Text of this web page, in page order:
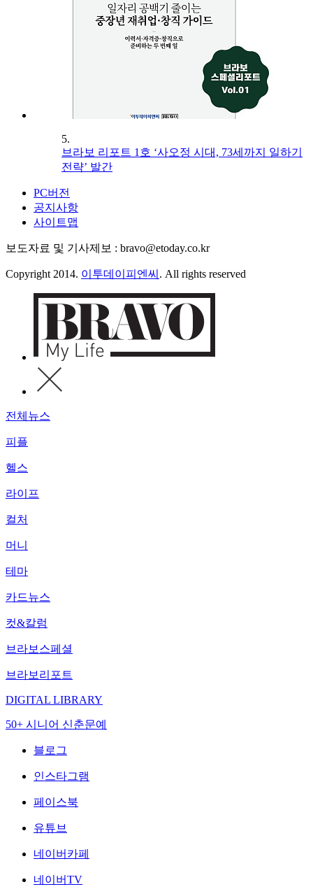
5.
브라보 리포트 1호 ‘사오정 시대, 73세까지 일하기
전략’ 발간
PC버전
공지사항
사이트맵
보도자료 및 기사제보 : bravo@etoday.co.kr
Copyright 2014. 이투데이피엔씨 . All rights reserved
전체뉴스
피플
헬스
라이프
컬처
머니
테마
카드뉴스
컷&칼럼
브라보스페셜
브라보리포트
DIGITAL LIBRARY
50+ 시니어 신춘문예
블로그
인스타그램
페이스북
유튜브
네이버카페
네이버TV